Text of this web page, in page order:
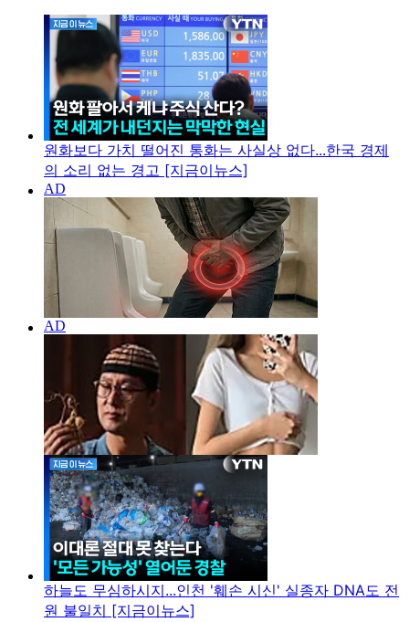
원화보다 가치 떨어진 통화는 사실상 없다...한국 경제
의 소리 없는 경고 [지금이뉴스]
하늘도 무심하시지...인천 '훼손 시신' 실종자 DNA도 전
원 불일치 [지금이뉴스]